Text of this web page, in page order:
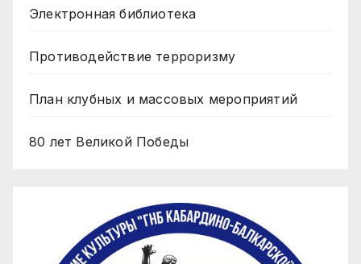
Электронная библиотека
Противодействие терроризму
План клубных и массовых мероприятий
80 лет Великой Победы